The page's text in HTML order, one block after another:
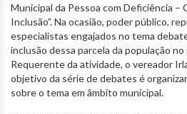
Municipal da Pessoa com Deficiência –
Inclusão”. Na ocasião, poder público,
especialistas engajados no tema
inclusão dessa parcela da população
Requerente da atividade, o vereador
objetivo da série de debates é
sobre o tema em âmbito municipal.